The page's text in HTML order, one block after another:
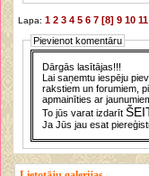
Lapa: 1 2 3 4 5 6 7 [8] 9 10 11
Pievienot komentāru
Dārgās lasītājas!!!
Lai saņemtu iespēju
rakstiem un forumiem,
apmainīties ar
To jūs varat izdarīt
Ja Jūs jau esat